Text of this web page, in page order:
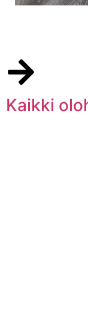
Kaikki